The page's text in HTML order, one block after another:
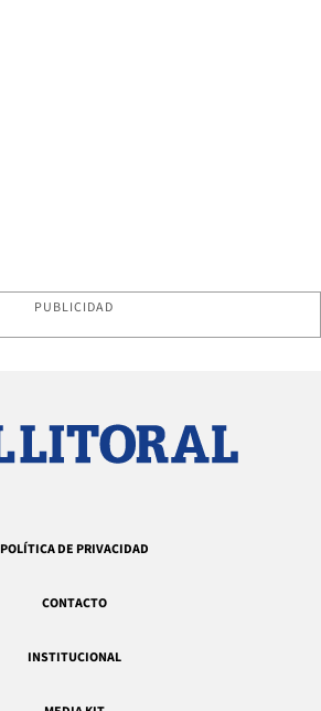
PUBLICIDAD
POLÍTICA DE PRIVACIDAD
CONTACTO
INSTITUCIONAL